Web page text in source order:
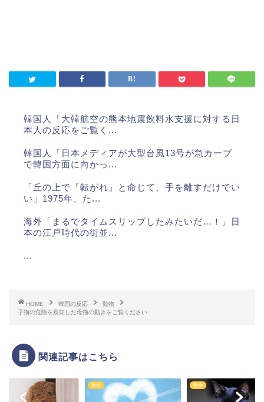
韓国人「大韓航空の熊本地震飲料水支援に対する日
本人の反応をご覧く...
韓国人「日本メディアが大型台風13号が急カーブ
で韓国方面に向かっ...
「丘の上で『転がれ』と命じて、手を離すだけでい
い」1975年、た...
海外「まるでタイムスリップしたみたいだ…！」日
本の江戸時代の街並...
...
...
Powered by livedoor 相互RSS
HOME 韓国の反応
動物
子猫の危険を察知した母猫の動きをご覧ください
関連記事はこちら
動物 動物